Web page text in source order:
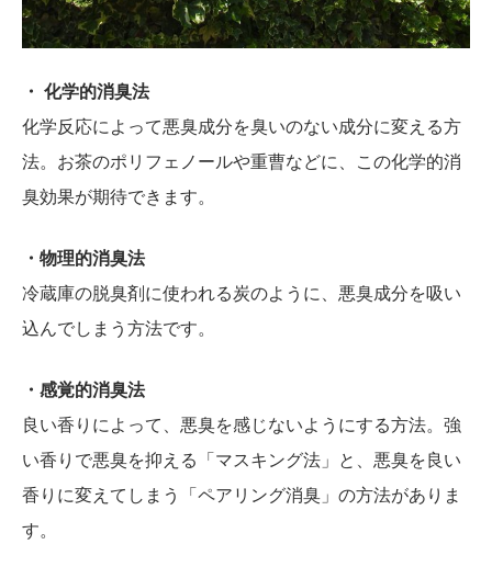
・ 化学的消臭法
化学反応によって悪臭成分を臭いのない成分に変える方
法。お茶のポリフェノールや重曹などに、この化学的消
臭効果が期待できます。
・物理的消臭法
冷蔵庫の脱臭剤に使われる炭のように、悪臭成分を吸い
込んでしまう方法です。
・感覚的消臭法
良い香りによって、悪臭を感じないようにする方法。強
い香りで悪臭を抑える「マスキング法」と、悪臭を良い
香りに変えてしまう「ペアリング消臭」の方法がありま
す。